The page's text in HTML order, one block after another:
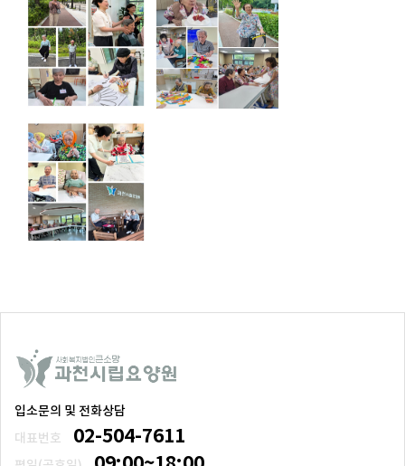
입소문의 및 전화상담
대표번호
02-504-7611